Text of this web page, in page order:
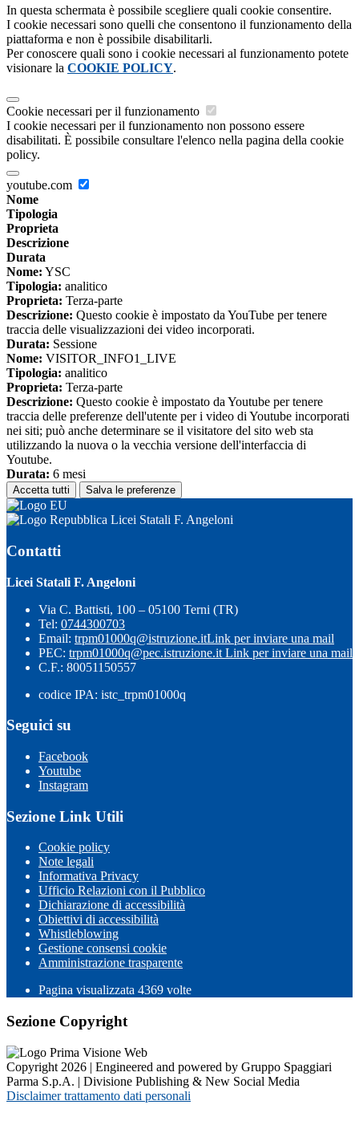
In questa schermata è possibile scegliere quali cookie consentire.
I cookie necessari sono quelli che consentono il funzionamento della
piattaforma e non è possibile disabilitarli.
Per conoscere quali sono i cookie necessari al funzionamento potete
visionare la COOKIE POLICY.
Cookie necessari per il funzionamento
I cookie necessari per il funzionamento non possono essere
disabilitati. È possibile consultare l'elenco nella pagina della cookie
policy.
youtube.com
Nome
Tipologia
Proprieta
Descrizione
Durata
Nome: YSC
Tipologia: analitico
Proprieta: Terza-parte
Descrizione: Questo cookie è impostato da YouTube per tenere
traccia delle visualizzazioni dei video incorporati.
Durata: Sessione
Nome: VISITOR_INFO1_LIVE
Tipologia: analitico
Proprieta: Terza-parte
Descrizione: Questo cookie è impostato da Youtube per tenere
traccia delle preferenze dell'utente per i video di Youtube incorporati
nei siti; può anche determinare se il visitatore del sito web sta
utilizzando la nuova o la vecchia versione dell'interfaccia di
Youtube.
Durata: 6 mesi
Accetta tutti Salva le preferenze
Licei Statali F. Angeloni
Contatti
Licei Statali F. Angeloni
Via C. Battisti, 100 – 05100 Terni (TR)
Tel: 0744300703
Email: trpm01000q@istruzione.itLink per inviare una mail
PEC: trpm01000q@pec.istruzione.it Link per inviare una mail
C.F.: 80051150557
codice IPA: istc_trpm01000q
Seguici su
Facebook
Youtube
Instagram
Sezione Link Utili
Cookie policy
Note legali
Informativa Privacy
Ufficio Relazioni con il Pubblico
Dichiarazione di accessibilità
Obiettivi di accessibilità
Whistleblowing
Gestione consensi cookie
Amministrazione trasparente
Pagina visualizzata 4369 volte
Sezione Copyright
Copyright 2026 | Engineered and powered by Gruppo Spaggiari
Parma S.p.A. | Divisione Publishing & New Social Media
Disclaimer trattamento dati personali